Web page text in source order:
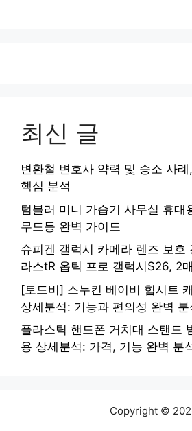
최신 글
변환철 변호사 약력 및 승소 사
핵심 분석
텀블러 미니 가습기 사무실 휴대
무드등 완벽 가이드
슈피겐 갤럭시 카메라 렌즈 보호
라스tR 옵틱 프로 갤럭시S26, 2
[토드비] 스누킨 베이비 힙시트
상세분석: 기능과 편의성 완벽 분
플라스틱 핸드폰 거치대 스탠드
용 상세분석: 가격, 기능 완벽 분
Copyright ©